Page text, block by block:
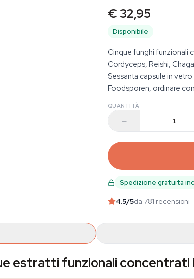
€ 32,95
Disponibile
Cinque funghi funzionali
Cordyceps, Reishi,
Sessanta capsule in
Foodsporen, ordinare
QUANTITÀ
Spedizione gratuita
4.5/5da 781 recensioni
estratti funzionali concentrati